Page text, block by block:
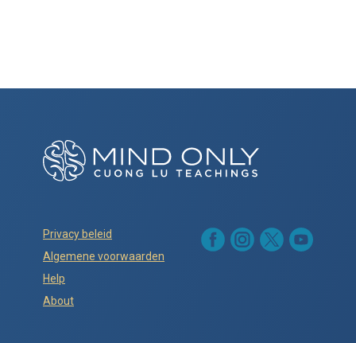
Privacy beleid
Algemene voorwaarden
Help
About